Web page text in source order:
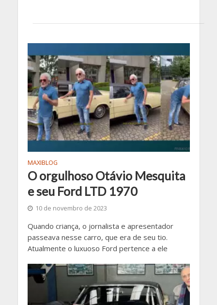
MAXIBLOG
O orgulhoso Otávio Mesquita
e seu Ford LTD 1970
10 de novembro de 2023
Quando criança, o jornalista e apresentador
passeava nesse carro, que era de seu tio.
Atualmente o luxuoso Ford pertence a ele